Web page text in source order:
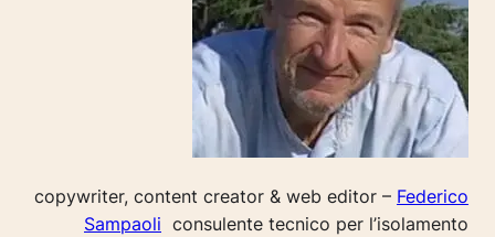
copywriter, content creator & web editor – Federico
Sampaoli consulente tecnico per l’isolamento